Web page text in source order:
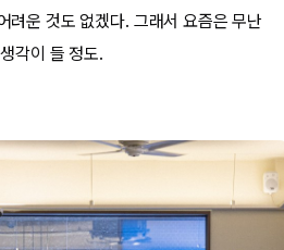
려운 것도 없겠다. 그래서 요즘은 무난
각이 들 정도.